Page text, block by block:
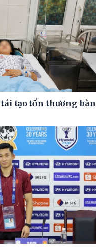
tạo tổn thương bàn